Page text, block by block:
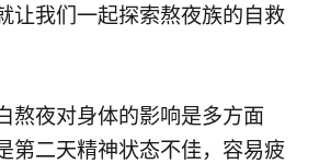
让我们一起探索熬夜族的自救
熬夜对身体的影响是多方面
第二天精神状态不佳，容易疲